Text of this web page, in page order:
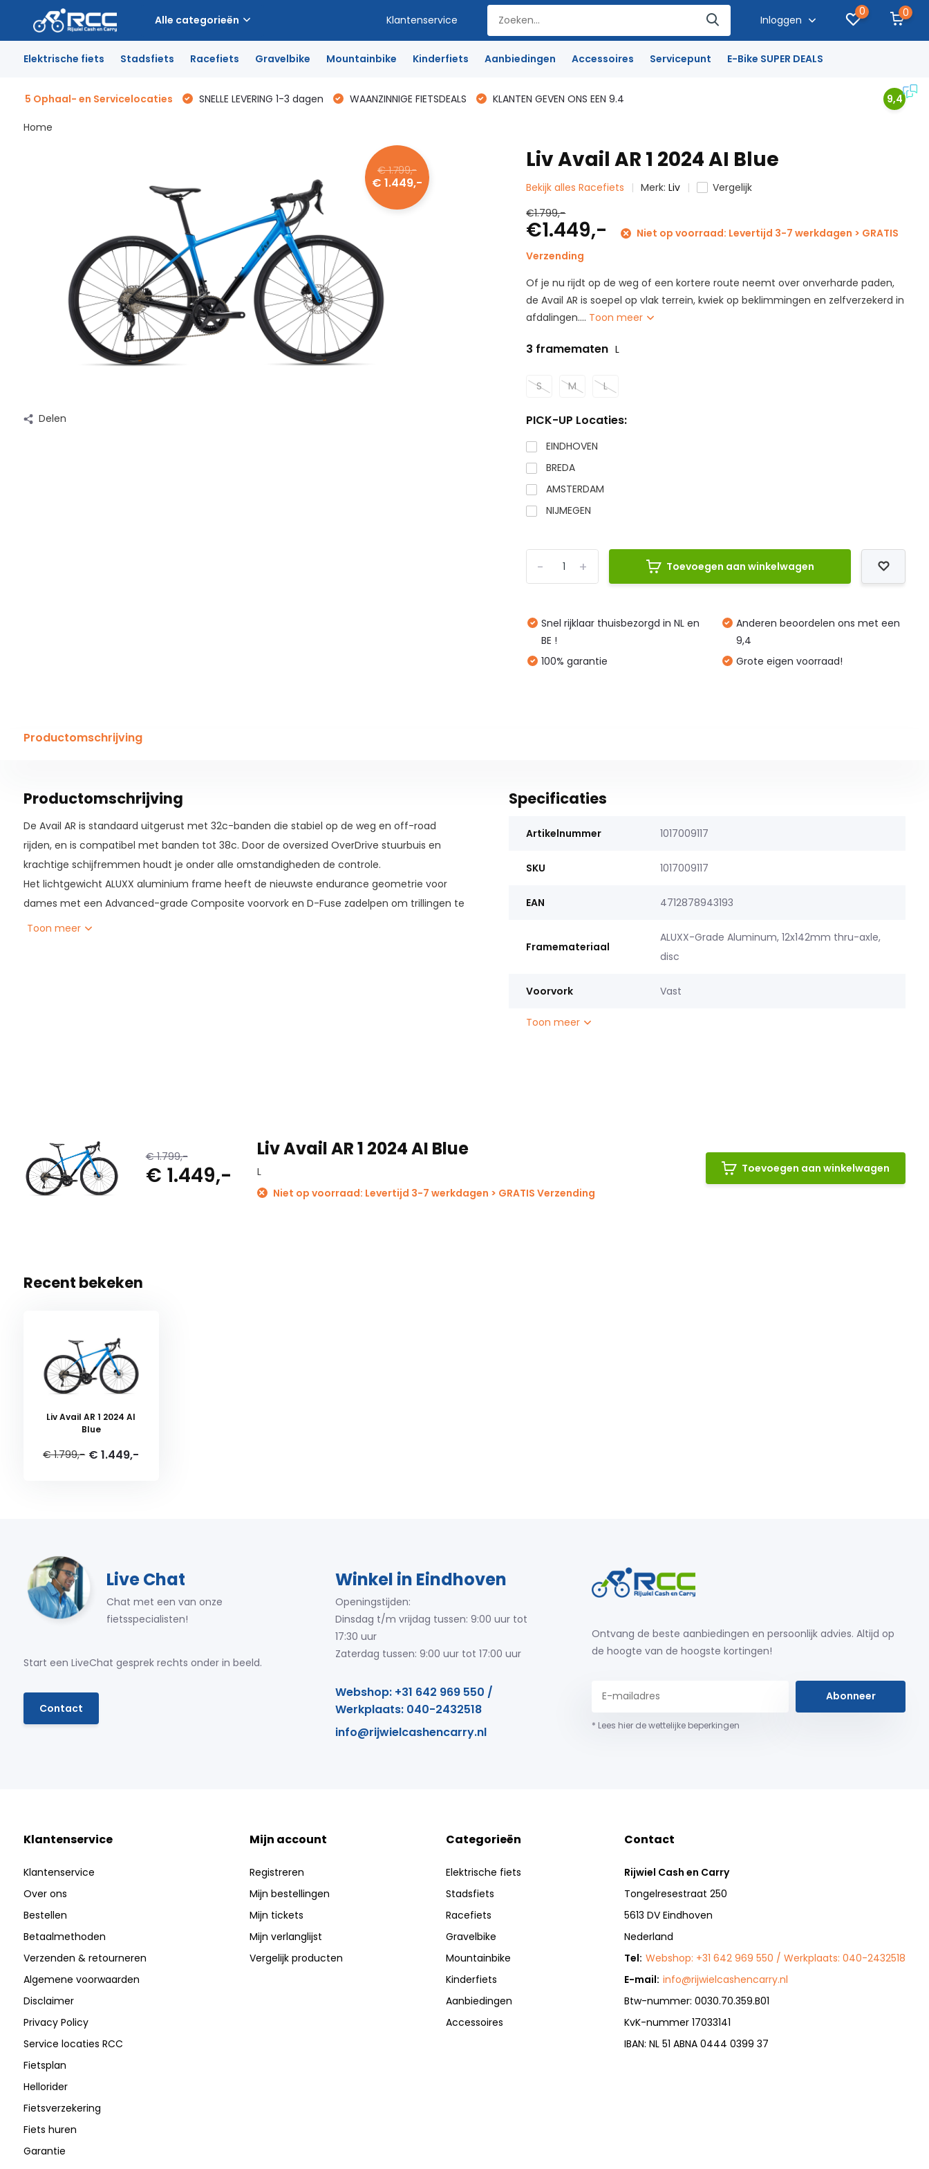
Alle categorieën Klantenservice Inloggen
0 0
Elektrische fiets Stadsfiets Racefiets Gravelbike Mountainbike Kinderfiets Aanbiedingen Accessoires Servicepunt E-Bike SUPER DEALS
5 Ophaal- en Servicelocaties SNELLE LEVERING 1-3 dagen WAANZINNIGE FIETSDEALS KLANTEN GEVEN ONS EEN 9.4 9,4
Home
€ 1.799,-
€ 1.449,-
Delen
Liv Avail AR 1 2024 AI Blue
Bekijk alles Racefiets Merk:Liv
Vergelijk
€1.799,-
€1.449,-
Niet op voorraad: Levertijd 3-7 werkdagen > GRATIS
Verzending
Of je nu rijdt op de weg of een kortere route neemt over onverharde paden,
de Avail AR is soepel op vlak terrein, kwiek op beklimmingen en zelfverzekerd in
afdalingen.... Toon meer
3 framematen L
S M L
PICK-UP Locaties:
EINDHOVEN
BREDA
AMSTERDAM
NIJMEGEN
+
- Toevoegen aan winkelwagen
Snel rijklaar thuisbezorgd in NL en
BE !
100% garantie
Anderen beoordelen ons met een
9,4
Grote eigen voorraad!
Productomschrijving
Productomschrijving
De Avail AR is standaard uitgerust met 32c-banden die stabiel op de weg en off-road
rijden, en is compatibel met banden tot 38c. Door de oversized OverDrive stuurbuis en
krachtige schijfremmen houdt je onder alle omstandigheden de controle.
Het lichtgewicht ALUXX aluminium frame heeft de nieuwste endurance geometrie voor
dames met een Advanced-grade Composite voorvork en D-Fuse zadelpen om trillingen te
verminderen.
Toon meer
Specificaties
Artikelnummer 1017009117
SKU 1017009117
EAN 4712878943193
Framemateriaal
ALUXX-Grade Aluminum, 12x142mm thru-axle,
disc
Voorvork Vast
Toon meer
€ 1.799,-
€ 1.449,-
Liv Avail AR 1 2024 AI Blue
L
Niet op voorraad: Levertijd 3-7 werkdagen > GRATIS Verzending
Toevoegen aan winkelwagen
Recent bekeken
Liv Avail AR 1 2024 AI
Blue
€ 1.799,- € 1.449,-
Live Chat
Chat met een van onze
fietsspecialisten!
Start een LiveChat gesprek rechts onder in beeld.
Contact
Winkel in Eindhoven
Openingstijden:
Dinsdag t/m vrijdag tussen: 9:00 uur tot
17:30 uur
Zaterdag tussen: 9:00 uur tot 17:00 uur
Webshop: +31 642 969 550 /
Werkplaats: 040-2432518
info@rijwielcashencarry.nl
Ontvang de beste aanbiedingen en persoonlijk advies. Altijd op
de hoogte van de hoogste kortingen!
Abonneer
* Lees hier de wettelijke beperkingen
Klantenservice
Klantenservice
Over ons
Bestellen
Betaalmethoden
Verzenden & retourneren
Algemene voorwaarden
Disclaimer
Privacy Policy
Service locaties RCC
Fietsplan
Hellorider
Fietsverzekering
Fiets huren
Garantie
Mijn account
Registreren
Mijn bestellingen
Mijn tickets
Mijn verlanglijst
Vergelijk producten
Categorieën
Elektrische fiets
Stadsfiets
Racefiets
Gravelbike
Mountainbike
Kinderfiets
Aanbiedingen
Accessoires
Contact
Rijwiel Cash en Carry
Tongelresestraat 250
5613 DV Eindhoven
Nederland
Tel: Webshop: +31 642 969 550 / Werkplaats: 040-2432518
E-mail: info@rijwielcashencarry.nl
Btw-nummer: 0030.70.359.B01
KvK-nummer 17033141
IBAN: NL 51 ABNA 0444 0399 37